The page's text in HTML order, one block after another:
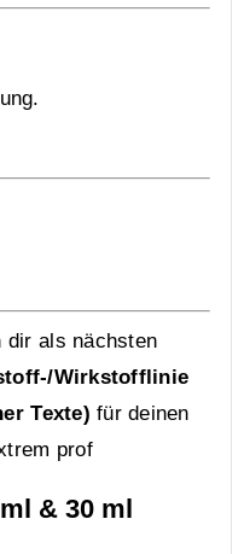
dir als nächsten
Wirkstofflinie
Texte) für deinen
prof
& 30 ml